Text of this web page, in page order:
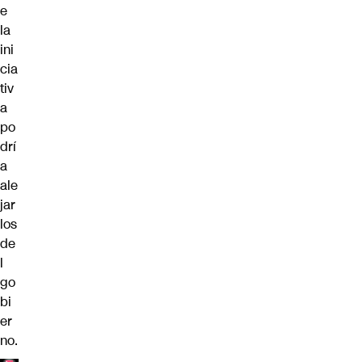
e
la
ini
cia
tiv
a
po
drí
a
ale
jar
los
de
l
go
bi
er
no.